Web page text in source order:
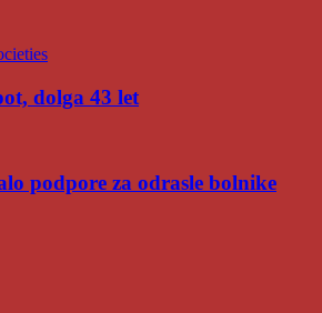
dolga 43 let
podpore za odrasle bolnike